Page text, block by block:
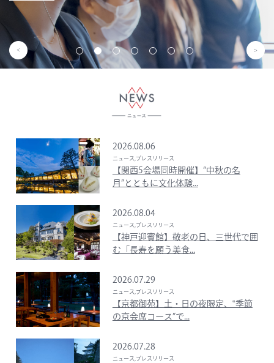
事業概要を見る
2026.08.06
ニュース,プレスリリース
【関西5会場同時開催】“中秋の名
月”とともに文化体験...
2026.08.04
ニュース,プレスリリース
【神戸迎賓館】敬老の日、三世代で囲
む「長寿を願う美食...
2026.07.29
ニュース,プレスリリース
【京都御苑】土・日の夜限定、‟季節
の京会席コース”で...
2026.07.28
ニュース,プレスリリース